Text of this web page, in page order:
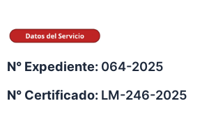
N° Expediente: 064-2025
N° Certificado: LM-246-2025